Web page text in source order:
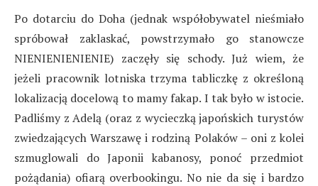
Po dotarciu do Doha (jednak współobywatel nieśmiało
spróbował zaklaskać, powstrzymało go stanowcze
NIENIENIENIENIE) zaczęły się schody. Już wiem, że
jeżeli pracownik lotniska trzyma tabliczkę z określoną
lokalizacją docelową to mamy fakap. I tak było w istocie.
Padliśmy z Adelą (oraz z wycieczką japońskich turystów
zwiedzających Warszawę i rodziną Polaków – oni z kolei
szmuglowali do Japonii kabanosy, ponoć przedmiot
pożądania) ofiarą overbookingu. No nie da się i bardzo